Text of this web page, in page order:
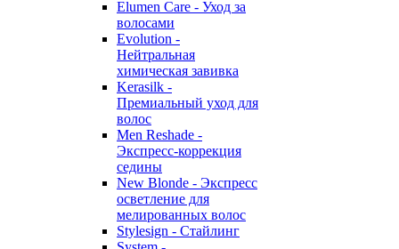
Elumen Care - Уход за
волосами
Evolution -
Нейтральная
химическая завивка
Kerasilk -
Премиальный уход для
волос
Men Reshade -
Экспресс-коррекция
седины
New Blonde - Экспресс
осветление для
мелированных волос
Stylesign - Стайлинг